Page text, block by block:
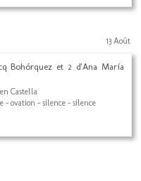
13 Août
Bohórquez et 2 d'Ana María
Castella
- ovation - silence - silence